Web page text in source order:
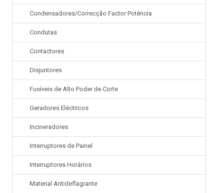
Condensadores/Correcção Factor Potência
Condutas
Contactores
Disjuntores
Fusíveis de Alto Poder de Corte
Geradores Eléctricos
Incineradores
Interruptores de Painel
Interruptores Horários
Material Antideflagrante